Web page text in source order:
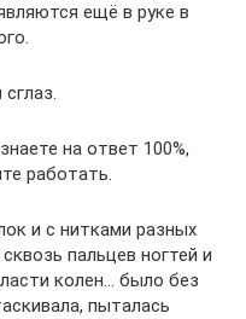
ещё в руке в
на ответ 100%,
работать.
и с нитками разных
пальцев ногтей и
колен… было без
пыталась